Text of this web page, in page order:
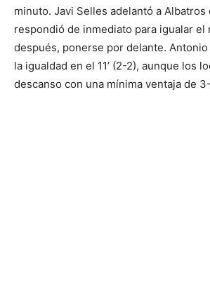
minuto. Javi Selles adelantó a Albatros
respondió de inmediato para igualar el
después, ponerse por delante.
la igualdad en el 11’ (2-2), aunque los
descanso con una mínima ventaja de